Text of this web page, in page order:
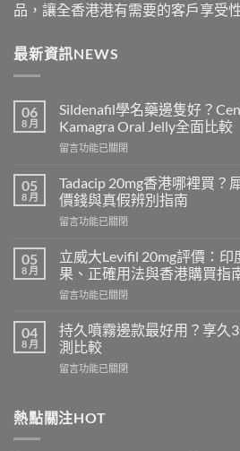
品，讓全香港港有需要的客戶享受
最新資訊NEWS
06
8 月
Sildenafil學名藥邊隻好？
Kamagra Oral Jelly全面比較
在
學
名
藥
邊
好？
Cenforce-
100、
Kamagra
Kamagra
Oral
全
較〉
留言功能已關閉
05
8 月
Tadacip 20mg香港哪裡買？
價錢與真假辨別指南
在
20mg
香
港
哪
買？
犀
利
士
藥
留言功能已關閉
05
8 月
立威大Levifil 20mg評價：
果、正確用法與香港購買指
在
威
大
Levifil
20mg
印
留言功能已關閉
04
8 月
持久噴霧邊款最好用？享久
測比較
在
噴
霧
留言功能已關閉
熱點關注HOT